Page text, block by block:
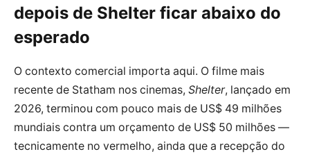
depois de Shelter ficar abaixo do
esperado
O contexto comercial importa aqui. O filme mais
recente de Statham nos cinemas, Shelter, lançado em
2026, terminou com pouco mais de US$ 49 milhões
mundiais contra um orçamento de US$ 50 milhões —
tecnicamente no vermelho, ainda que a recepção do